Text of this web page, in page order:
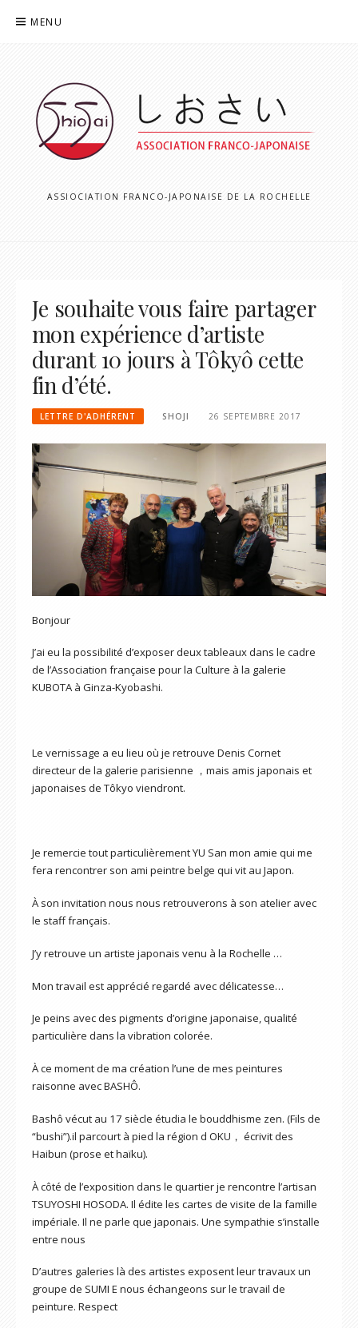
MENU
ASSIOCIATION FRANCO-JAPONAISE DE LA ROCHELLE
Je souhaite vous faire partager
mon expérience d’artiste
durant 10 jours à Tôkyô cette
fin d’été.
LETTRE D'ADHÉRENT SHOJI 26 SEPTEMBRE 2017
Bonjour
J’ai eu la possibilité d’exposer deux tableaux dans le cadre
de l’Association française pour la Culture à la galerie
KUBOTA à Ginza-Kyobashi.
Le vernissage a eu lieu où je retrouve Denis Cornet
directeur de la galerie parisienne ，mais amis japonais et
japonaises de Tôkyo viendront.
Je remercie tout particulièrement YU San mon amie qui me
fera rencontrer son ami peintre belge qui vit au Japon.
À son invitation nous nous retrouverons à son atelier avec
le staff français.
J’y retrouve un artiste japonais venu à la Rochelle …
Mon travail est apprécié regardé avec délicatesse…
Je peins avec des pigments d’origine japonaise, qualité
particulière dans la vibration colorée.
À ce moment de ma création l’une de mes peintures
raisonne avec BASHÔ.
Bashô vécut au 17 siècle étudia le bouddhisme zen. (Fils de
“bushi”).il parcourt à pied la région d OKU， écrivit des
Haibun (prose et haïku).
À côté de l’exposition dans le quartier je rencontre l’artisan
TSUYOSHI HOSODA. Il édite les cartes de visite de la famille
impériale. Il ne parle que japonais. Une sympathie s’installe
entre nous
D’autres galeries là des artistes exposent leur travaux un
groupe de SUMI E nous échangeons sur le travail de
peinture. Respect